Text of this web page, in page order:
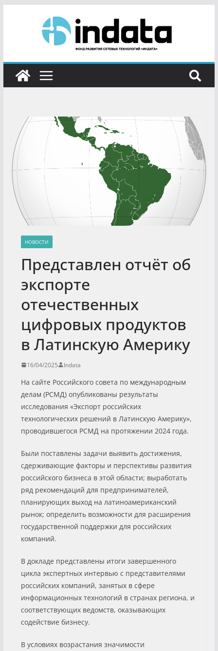
НОВОСТИ
Представлен отчёт об
экспорте
отечественных
цифровых продуктов
в Латинскую Америку
16/04/2025 Indata
На сайте Российского совета по международным
делам (РСМД) опубликованы результаты
исследования «Экспорт российских
технологических решений в Латинскую Америку»,
проводившегося РСМД на протяжении 2024 года.
Были поставлены задачи выявить достижения,
сдерживающие факторы и перспективы развития
российского бизнеса в этой области; выработать
ряд рекомендаций для предпринимателей,
планирующих выход на латиноамериканский
рынок; определить возможности для расширения
государственной поддержки для российских
компаний.
В докладе представлены итоги завершенного
цикла экспертных интервью с представителями
российских компаний, занятых в сфере
информационных технологий в странах региона, и
соответствующих ведомств, оказывающих
содействие бизнесу.
В условиях возрастания значимости